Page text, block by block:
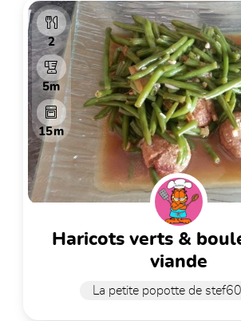
2
5m
15m
haricots verts & boulettes de
viande
La petite popotte de